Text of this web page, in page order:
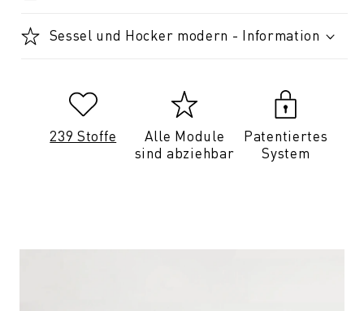
Sessel und Hocker modern - Information
239 Stoffe
Alle Module
sind abziehbar
Patentiertes
System